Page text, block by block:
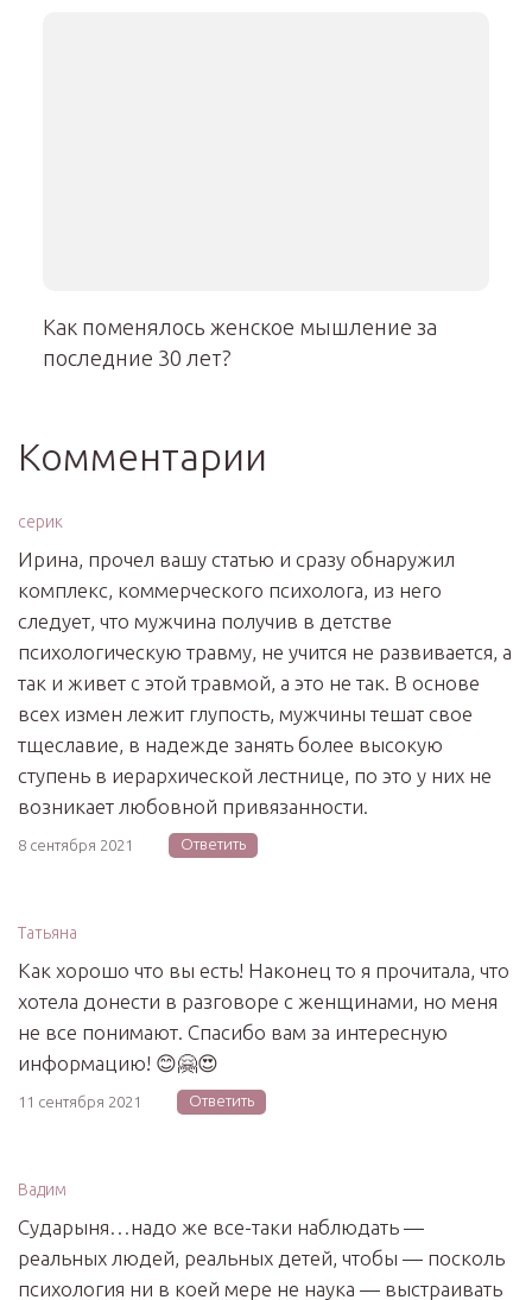
Как поменялось женское мышление за
последние 30 лет?
Комментарии
серик
Ирина, прочел вашу статью и сразу обнаружил
комплекс, коммерческого психолога, из него
следует, что мужчина получив в детстве
психологическую травму, не учится не развивается, а
так и живет с этой травмой, а это не так. В основе
всех измен лежит глупость, мужчины тешат свое
тщеславие, в надежде занять более высокую
ступень в иерархической лестнице, по это у них не
возникает любовной привязанности.
8 сентября 2021 Ответить
Татьяна
Как хорошо что вы есть! Наконец то я прочитала, что
хотела донести в разговоре с женщинами, но меня
не все понимают. Спасибо вам за интересную
информацию! 😊🤗😍
11 сентября 2021 Ответить
Вадим
Сударыня…надо же все-таки наблюдать —
реальных людей, реальных детей, чтобы — посколь
психология ни в коей мере не наука — выстраивать